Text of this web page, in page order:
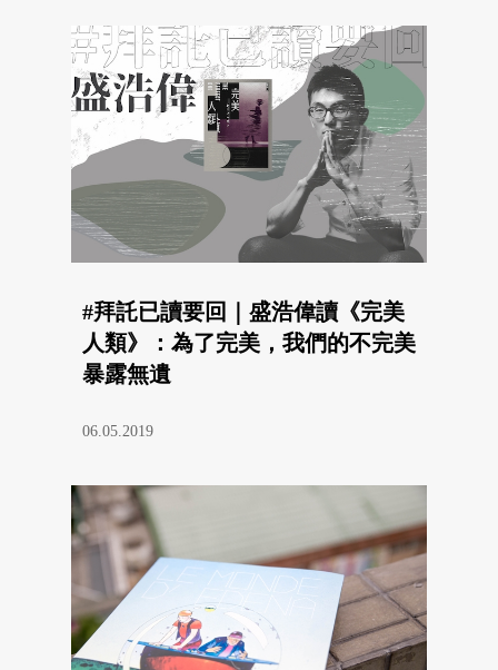
#拜託已讀要回｜盛浩偉讀《完美
人類》：為了完美，我們的不完美
暴露無遺
06.05.2019